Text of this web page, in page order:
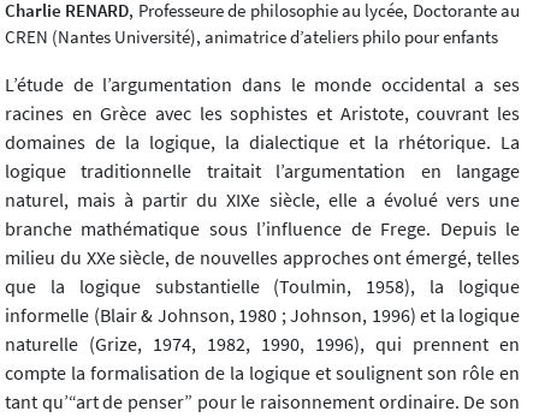
Charlie RENARD, Professeure de philosophie au lycée, Doctorante au
CREN (Nantes Université), animatrice d’ateliers philo pour enfants
L’étude de l’argumentation dans le monde occidental a ses
racines en Grèce avec les sophistes et Aristote, couvrant les
domaines de la logique, la dialectique et la rhétorique. La
logique traditionnelle traitait l’argumentation en langage
naturel, mais à partir du XIXe siècle, elle a évolué vers une
branche mathématique sous l’influence de Frege. Depuis le
milieu du XXe siècle, de nouvelles approches ont émergé, telles
que la logique substantielle (Toulmin, 1958), la logique
informelle (Blair & Johnson, 1980 ; Johnson, 1996) et la logique
naturelle (Grize, 1974, 1982, 1990, 1996), qui prennent en
compte la formalisation de la logique et soulignent son rôle en
tant qu’“art de penser” pour le raisonnement ordinaire. De son